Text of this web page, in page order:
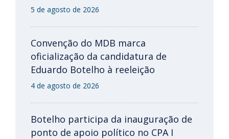
5 de agosto de 2026
Convenção do MDB marca
oficialização da candidatura de
Eduardo Botelho à reeleição
4 de agosto de 2026
Botelho participa da inauguração de
ponto de apoio político no CPA I